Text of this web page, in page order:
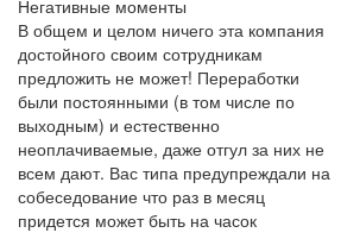
Негативные моменты
В общем и целом ничего эта компания
достойного своим сотрудникам
предложить не может! Переработки
были постоянными (в том числе по
выходным) и естественно
неоплачиваемые, даже отгул за них не
всем дают. Вас типа предупреждали на
собеседование что раз в месяц
придется может быть на часок